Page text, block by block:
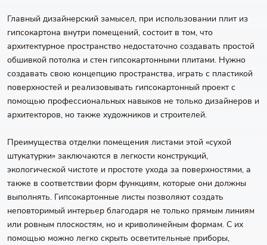
Главный дизайнерский замысел, при использовании плит из
гипсокартона внутри помещений, состоит в том, что
архитектурное пространство недостаточно создавать простой
обшивкой потолка и стен гипсокартонными плитами. Нужно
создавать свою концепцию пространства, играть с пластикой
поверхностей и реализовывать гипсокартонный проект с
помощью профессиональных навыков не только дизайнеров и
архитекторов, но также художников и строителей.
Преимущества отделки помещения листами этой «сухой
штукатурки» заключаются в легкости конструкций,
экологической чистоте и простоте ухода за поверхностями, а
также в соответствии форм функциям, которые они должны
выполнять. Гипсокартонные листы позволяют создать
неповторимый интерьер благодаря не только прямым линиям
или ровным плоскостям, но и криволинейным формам. С их
помощью можно легко скрыть осветительные приборы,